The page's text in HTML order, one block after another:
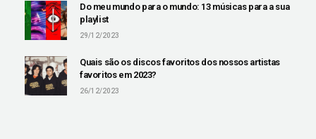
Do meu mundo para o mundo: 13 músicas para a sua
playlist
29/12/2023
Quais são os discos favoritos dos nossos artistas
favoritos em 2023?
26/12/2023